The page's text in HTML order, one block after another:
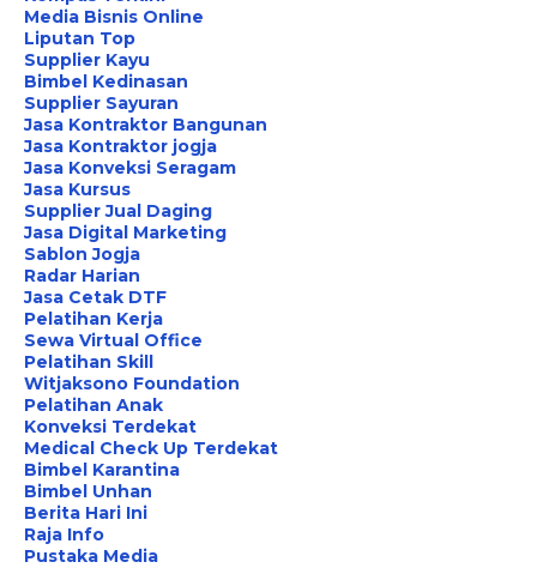
Media Bisnis Online
Liputan Top
Supplier Kayu
Bimbel Kedinasan
Supplier Sayuran
Jasa Kontraktor Bangunan
Jasa Kontraktor jogja
Jasa Konveksi Seragam
Jasa Kursus
Supplier Jual Daging
Jasa Digital Marketing
Sablon Jogja
Radar Harian
Jasa Cetak DTF
Pelatihan Kerja
Sewa Virtual Office
Pelatihan Skill
Witjaksono Foundation
Pelatihan Anak
Konveksi Terdekat
Medical Check Up Terdekat
Bimbel Karantina
Bimbel Unhan
Berita Hari Ini
Raja Info
Pustaka Media